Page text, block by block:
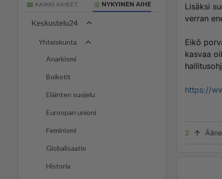
KAIKKI AIHEET NYKYINEN AIHE
Keskustelu24
Yhteiskunta
Anarkismi
Boikotit
Eläinten suojelu
Euroopan unioni
Feminismi
Globalisaatio
Historia
Lisäksi
verran
Eikö
kasvaa
https://
2